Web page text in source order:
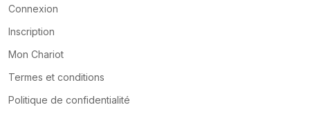
Connexion
Inscription
Mon Chariot
Termes et conditions
Politique de confidentialité